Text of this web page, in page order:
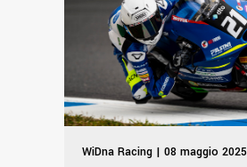
WiDna Racing | 08 maggio 2025